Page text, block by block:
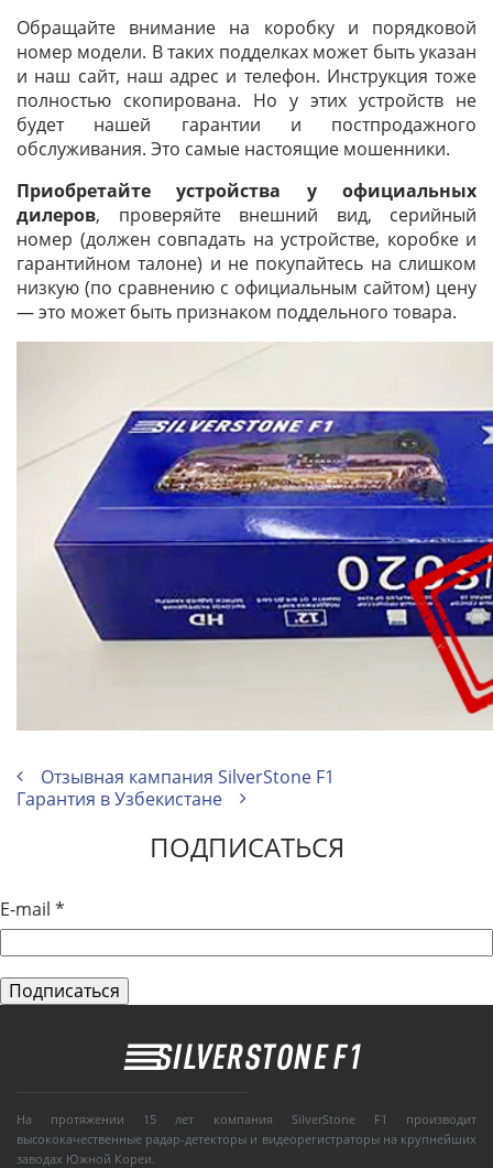
Обращайте внимание на коробку и порядковой
номер модели. В таких подделках может быть указан
и наш сайт, наш адрес и телефон. Инструкция тоже
полностью скопирована. Но у этих устройств не
будет нашей гарантии и постпродажного
обслуживания. Это самые настоящие мошенники.
Приобретайте устройства у официальных
дилеров, проверяйте внешний вид, серийный
номер (должен совпадать на устройстве, коробке и
гарантийном талоне) и не покупайтесь на слишком
низкую (по сравнению с официальным сайтом) цену
— это может быть признаком поддельного товара.
Отзывная кампания SilverStone F1
Гарантия в Узбекистане
ПОДПИСАТЬСЯ
E-mail *
На протяжении 15 лет компания SilverStone F1 производит
высококачественные радар-детекторы и видеорегистраторы на крупнейших
заводах Южной Кореи.